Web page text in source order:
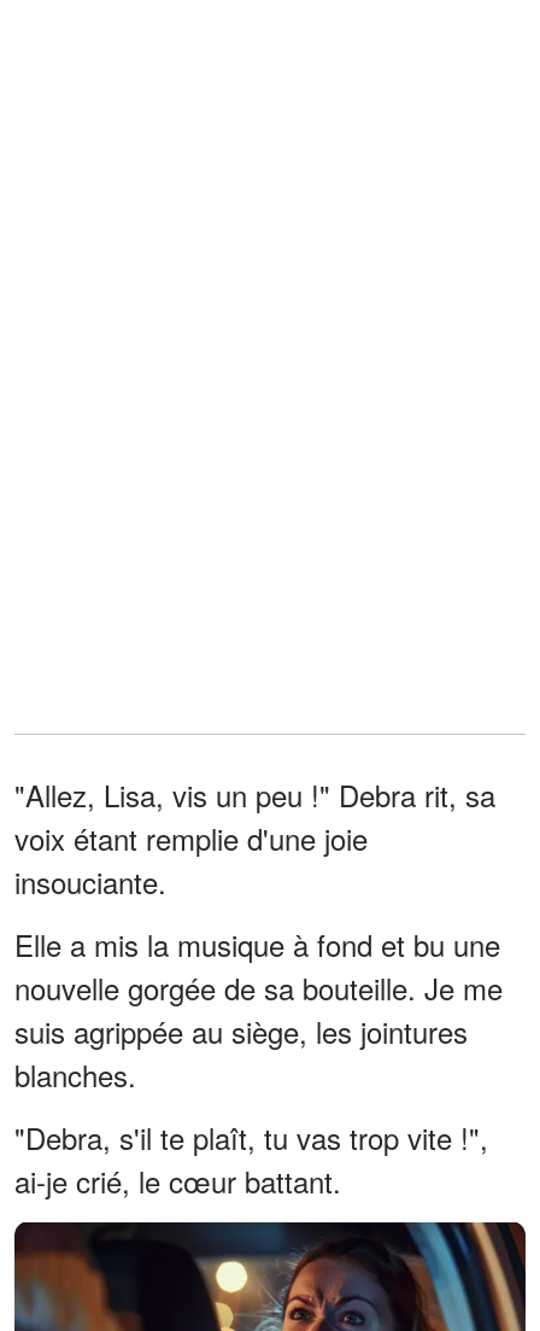
"Allez, Lisa, vis un peu !" Debra rit, sa
voix étant remplie d'une joie
insouciante.
Elle a mis la musique à fond et bu une
nouvelle gorgée de sa bouteille. Je me
suis agrippée au siège, les jointures
blanches.
"Debra, s'il te plaît, tu vas trop vite !",
ai-je crié, le cœur battant.